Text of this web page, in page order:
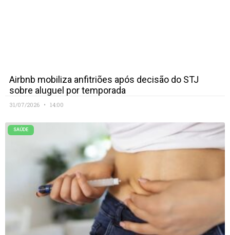
Airbnb mobiliza anfitriões após decisão do STJ
sobre aluguel por temporada
31/07/2026 14:00
SAÚDE